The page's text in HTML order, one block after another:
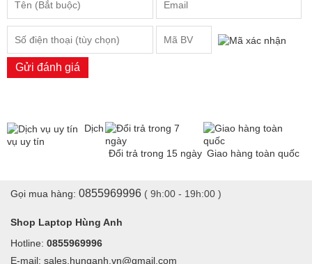
Gửi đánh giá
Dịch
vụ uy tín
Đổi trả trong 15 ngày Giao hàng toàn quốc
Gọi mua hàng: 0855969996 ( 9h:00 - 19h:00 )
Shop Laptop Hùng Anh
Hotline: 0855969996
E-mail: sales.hunganh.vn@gmail.com